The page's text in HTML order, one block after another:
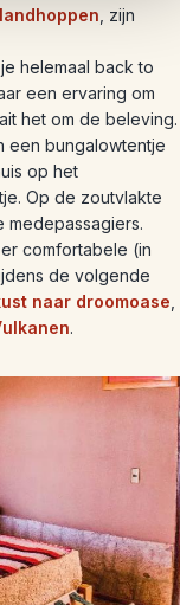
, zijn
helemaal back to
een ervaring om
het om de beleving.
een bungalowtentje
op het
Op de zoutvlakte
medepassagiers.
comfortabele (in
de volgende
naar droomoase
.